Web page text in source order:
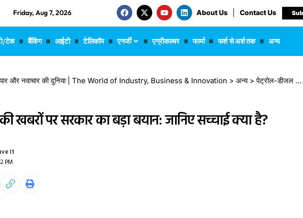
Friday, Aug 7, 2026 About Us Contact Us
टेक बैंकिंग आईटी टेलिकॉम एनर्जी एग्रीकल्चर फार्मा फर्श से अर्श तक अन्य
और नवाचार की दुनिया | The World of Industry, Business & Innovation > अन्य>पेट्रोल-डीजल महंगे होने की खबरों पर सरकार का बड़ा बयान: जानिए सच्चाई क्या है?
खबरों पर सरकार का बड़ा बयान: जानिए सच्चाई क्या है?
PM